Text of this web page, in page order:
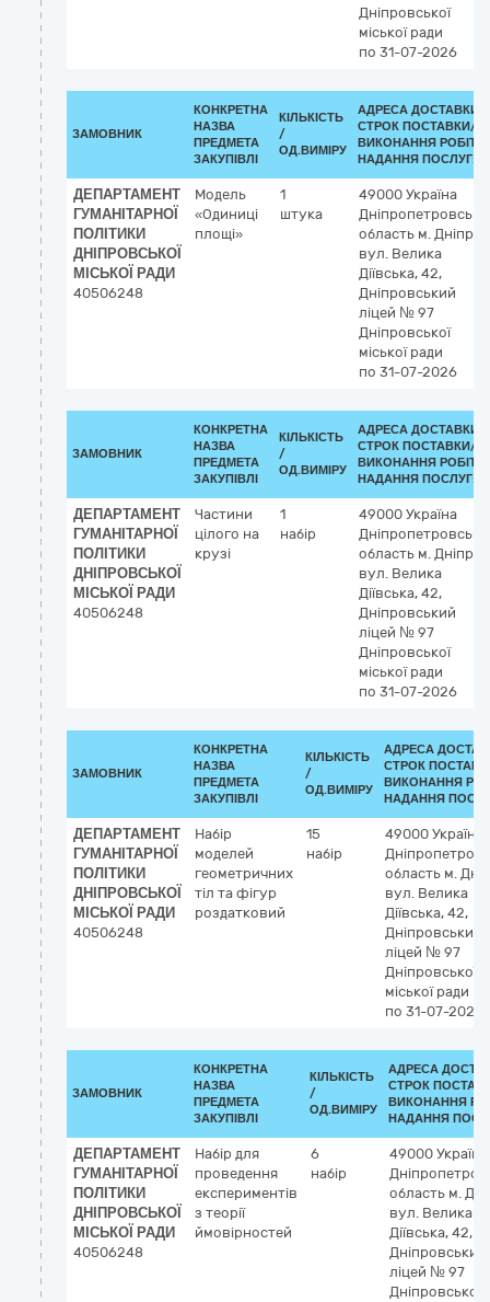
Дніпровської
міської ради
по 31-07-2026
ЗАМОВНИК
КОНКРЕТНА
НАЗВА
ПРЕДМЕТА
ЗАКУПІВЛІ
КІЛЬКІСТЬ
/
ОД.ВИМІРУ
АДРЕСА ДОСТАВКИ /
СТРОК ПОСТАВКИ/
ВИКОНАННЯ РОБІТ/
НАДАННЯ ПОСЛУГ:
ДЕПАРТАМЕНТ
ГУМАНІТАРНОЇ
ПОЛІТИКИ
ДНІПРОВСЬКОЇ
МІСЬКОЇ РАДИ
40506248
Модель
«Одиниці
площі»
1
штука
49000 Україна
Дніпропетровська
область м. Дніпро
вул. Велика
Діївська, 42,
Дніпровський
ліцей № 97
Дніпровської
міської ради
по 31-07-2026
ЗАМОВНИК
КОНКРЕТНА
НАЗВА
ПРЕДМЕТА
ЗАКУПІВЛІ
КІЛЬКІСТЬ
/
ОД.ВИМІРУ
АДРЕСА ДОСТАВКИ /
СТРОК ПОСТАВКИ/
ВИКОНАННЯ РОБІТ/
НАДАННЯ ПОСЛУГ:
ДЕПАРТАМЕНТ
ГУМАНІТАРНОЇ
ПОЛІТИКИ
ДНІПРОВСЬКОЇ
МІСЬКОЇ РАДИ
40506248
Частини
цілого на
крузі
1
набір
49000 Україна
Дніпропетровська
область м. Дніпро
вул. Велика
Діївська, 42,
Дніпровський
ліцей № 97
Дніпровської
міської ради
по 31-07-2026
ЗАМОВНИК
КОНКРЕТНА
НАЗВА
ПРЕДМЕТА
ЗАКУПІВЛІ
КІЛЬКІСТЬ
/
ОД.ВИМІРУ
АДРЕСА
СТРОК
ВИКОНАННЯ
НАДАННЯ
ДЕПАРТАМЕНТ
ГУМАНІТАРНОЇ
ПОЛІТИКИ
ДНІПРОВСЬКОЇ
МІСЬКОЇ РАДИ
40506248
Набір
моделей
геометричних
тіл та фігур
роздатковий
15
набір
49000 Україна
область м.
вул. Велика
Діївська, 42,
Дніпровський
ліцей № 97
Дніпровської
міської ради
по 31-07-2026
ЗАМОВНИК
КОНКРЕТНА
НАЗВА
ПРЕДМЕТА
ЗАКУПІВЛІ
КІЛЬКІСТЬ
/
ОД.ВИМІРУ
АДРЕСА
СТРОК
ВИКОНАННЯ
НАДАННЯ
ДЕПАРТАМЕНТ
ГУМАНІТАРНОЇ
ПОЛІТИКИ
ДНІПРОВСЬКОЇ
МІСЬКОЇ РАДИ
40506248
Набір для
проведення
експериментів
з теорії
ймовірностей
6
набір
49000 Україна
область м.
вул. Велика
Діївська, 42,
Дніпровський
ліцей № 97
Дніпровської